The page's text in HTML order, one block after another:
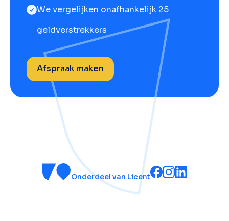
We vergelijken onafhankelijk 25
geldverstrekkers
Afspraak maken
Onderdeel van Licent